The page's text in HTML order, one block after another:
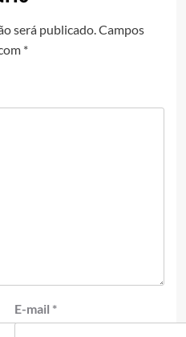
será publicado. Campos
*
E-mail *